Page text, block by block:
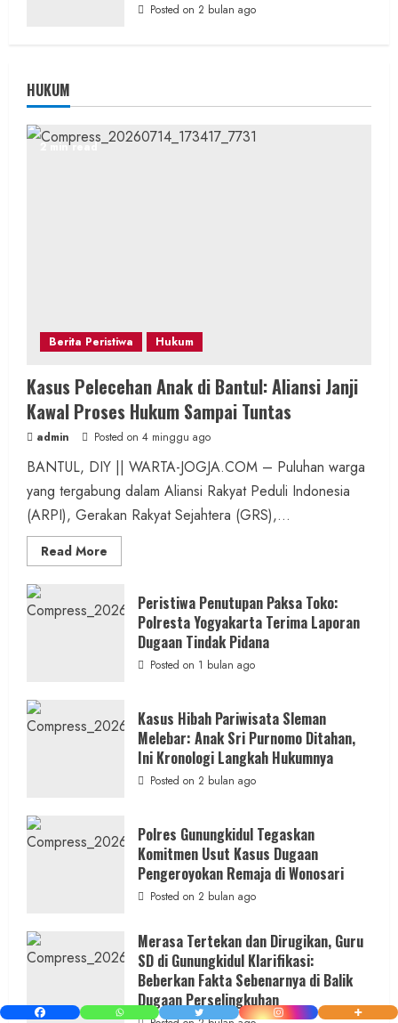
Posted on 2 bulan ago
HUKUM
2 min read
Berita Peristiwa Hukum
Kasus Pelecehan Anak di Bantul: Aliansi Janji
Kawal Proses Hukum Sampai Tuntas
admin Posted on 4 minggu ago
BANTUL, DIY || WARTA-JOGJA.COM – Puluhan warga
yang tergabung dalam Aliansi Rakyat Peduli Indonesia
(ARPI), Gerakan Rakyat Sejahtera (GRS),...
Read More
more
Pelecehan
Anak
Bantul:
Aliansi
Sampai
Tuntas
Peristiwa Penutupan Paksa Toko:
Polresta Yogyakarta Terima Laporan
Dugaan Tindak Pidana
Posted on 1 bulan ago
Kasus Hibah Pariwisata Sleman
Melebar: Anak Sri Purnomo Ditahan,
Ini Kronologi Langkah Hukumnya
Posted on 2 bulan ago
Polres Gunungkidul Tegaskan
Komitmen Usut Kasus Dugaan
Pengeroyokan Remaja di Wonosari
Posted on 2 bulan ago
Merasa Tertekan dan Dirugikan, Guru
SD di Gunungkidul Klarifikasi:
Beberkan Fakta Sebenarnya di Balik
Dugaan Perselingkuhan